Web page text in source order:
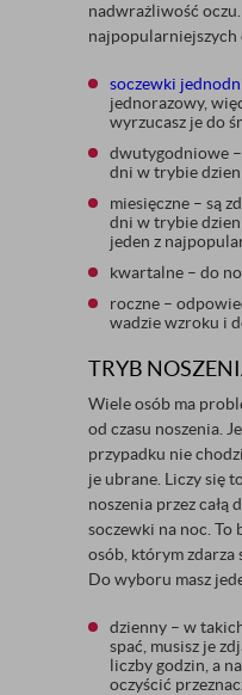
nadwrażliwość
najpopularniejszych
soczewki
jednorazowy,
wyrzucasz je do
dwutygodniowe –
dni w trybie
miesięczne – są
dni w trybie
jeden z
kwartalne – do
roczne –
wadzie wzroku i
TRYB
Wiele osób ma
od czasu noszenia.
przypadku nie
je ubrane. Liczy się
noszenia przez całą
soczewki na noc.
osób, którym zdarza
Do wyboru masz
dzienny – w
spać, musisz je
liczby godzin, a
oczyścić